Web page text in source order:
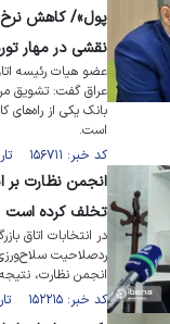
پول»/ کاهش
نقشی در مهار
عضو هیات رئیسه
عراق گفت: تشویق
بانک یکی از
است.
کد خبر: ۱۵۶۷۱۱ تاریخ انتشار : ۱۴۰۲/۰۸/۱۳
انجمن نظارت بر
تخلف کرده است
در انتخابات اتاق
ردصلاحیت
انجمن نظارت،
کد خبر: ۱۵۲۲۱۵ تاریخ انتشار : ۱۴۰۲/۰۴/۰۴